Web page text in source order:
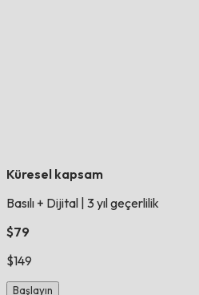
Küresel kapsam
Basılı + Dijital 3 yıl geçerlilik
$79
$149
Başlayın